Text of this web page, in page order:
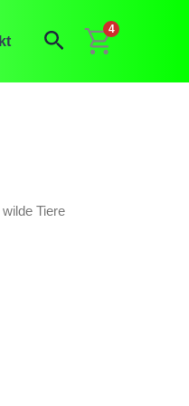
Suchen
4
Tiere